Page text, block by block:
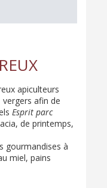
apiculteurs
afin de
Esprit parc
de printemps,
gourmandises à
miel, pains